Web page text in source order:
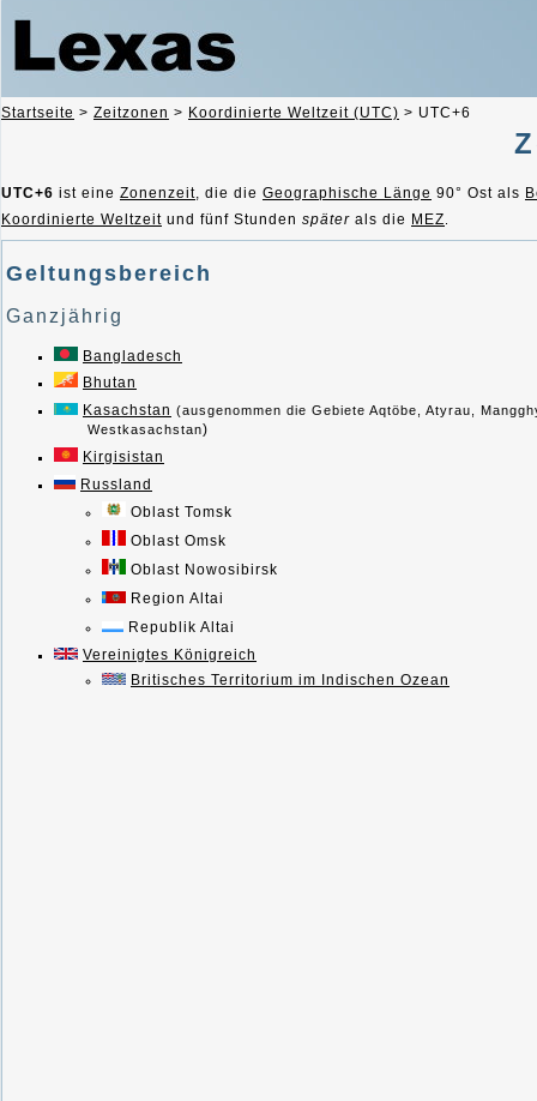
Startseite > Zeitzonen > Koordinierte Weltzeit (UTC) > UTC+6
UTC+6 ist eine Zonenzeit, die die Geographische Länge 90° Ost als
Koordinierte Weltzeit und fünf Stunden später als die MEZ
Geltungsbereich
Ganzjährig
Bangladesch
Bhutan
Kasachstan (ausgenommen die Gebiete Aqtöbe, Atyrau,
Westkasachstan)
Kirgisistan
Russland
Oblast Tomsk
Oblast Omsk
Oblast Nowosibirsk
Region Altai
Republik Altai
Vereinigtes Königreich
Britisches Territorium im Indischen Ozean